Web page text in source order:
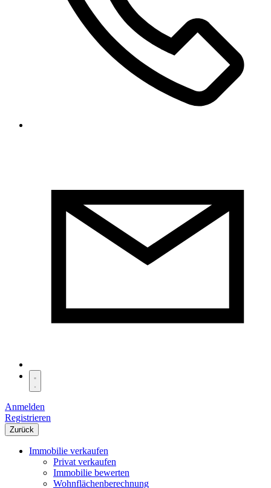
Anmelden
Registrieren
Zurück
Immobilie verkaufen
Privat verkaufen
Immobilie bewerten
Wohnflächenberechnung